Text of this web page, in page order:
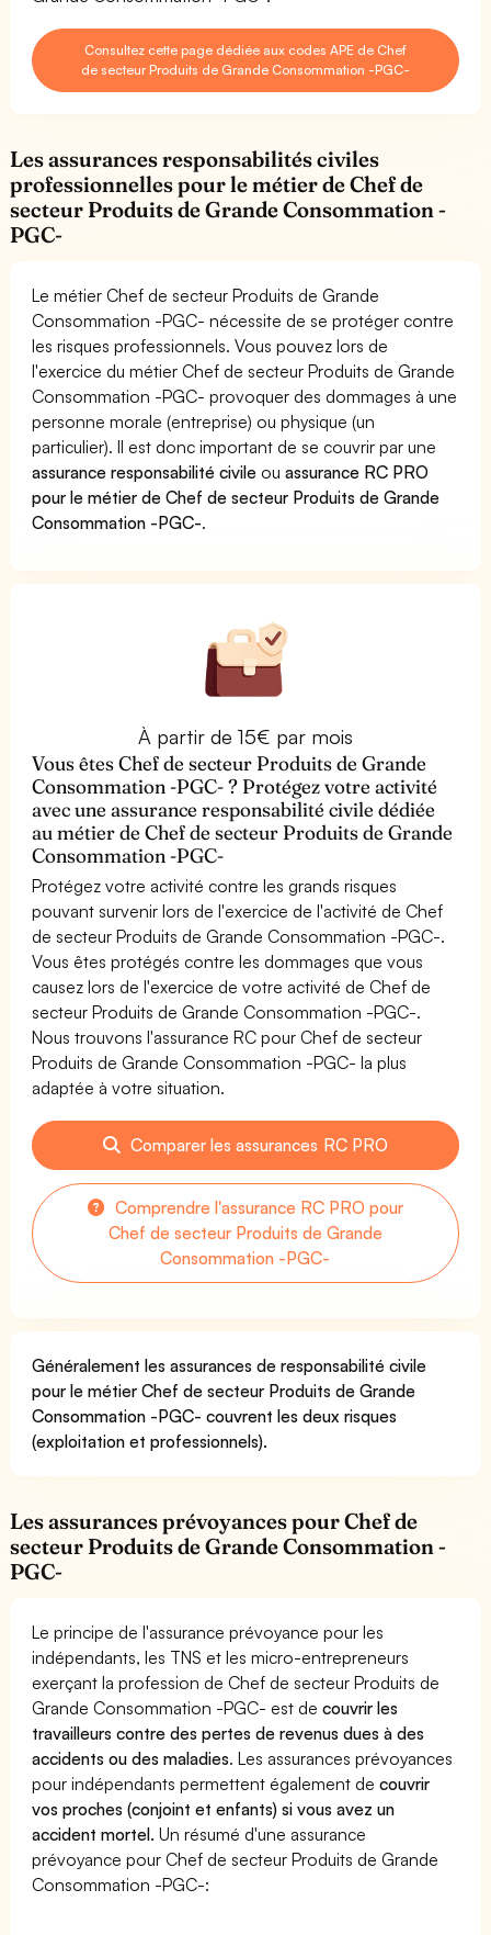
Consultez cette page dédiée aux codes APE de Chef
de secteur Produits de Grande Consommation -PGC-
Les assurances responsabilités civiles
professionnelles pour le métier de Chef de
secteur Produits de Grande Consommation -
PGC-
Le métier Chef de secteur Produits de Grande
Consommation -PGC- nécessite de se protéger contre
les risques professionnels. Vous pouvez lors de
l'exercice du métier Chef de secteur Produits de Grande
Consommation -PGC- provoquer des dommages à une
personne morale (entreprise) ou physique (un
particulier). Il est donc important de se couvrir par une
assurance responsabilité civile ouassurance RC PRO
pour le métier de Chef de secteur Produits de Grande
Consommation -PGC-.
À partir de 15€ par mois
Vous êtes Chef de secteur Produits de Grande
Consommation -PGC- ? Protégez votre activité
avec une assurance responsabilité civile dédiée
au métier de Chef de secteur Produits de Grande
Consommation -PGC-
Protégez votre activité contre les grands risques
pouvant survenir lors de l'exercice de l'activité de Chef
de secteur Produits de Grande Consommation -PGC-.
Vous êtes protégés contre les dommages que vous
causez lors de l'exercice de votre activité de Chef de
secteur Produits de Grande Consommation -PGC-.
Nous trouvons l'assurance RC pour Chef de secteur
Produits de Grande Consommation -PGC- la plus
adaptée à votre situation.
Comparer les assurances RC PRO
Comprendre l'assurance RC PRO pour
Chef de secteur Produits de Grande
Consommation -PGC-
Généralement les assurances de responsabilité civile
pour le métier Chef de secteur Produits de Grande
Consommation -PGC- couvrent les deux risques
(exploitation et professionnels).
Les assurances prévoyances pour Chef de
secteur Produits de Grande Consommation -
PGC-
Le principe de l'assurance prévoyance pour les
indépendants, les TNS et les micro-entrepreneurs
exerçant la profession de Chef de secteur Produits de
Grande Consommation -PGC- est decouvrir les
travailleurs contre des pertes de revenus dues à des
accidents ou des maladies. Les assurances prévoyances
pour indépendants permettent également decouvrir
vos proches (conjoint et enfants) si vous avez un
accident mortel. Un résumé d'une assurance
prévoyance pour Chef de secteur Produits de Grande
Consommation -PGC-: